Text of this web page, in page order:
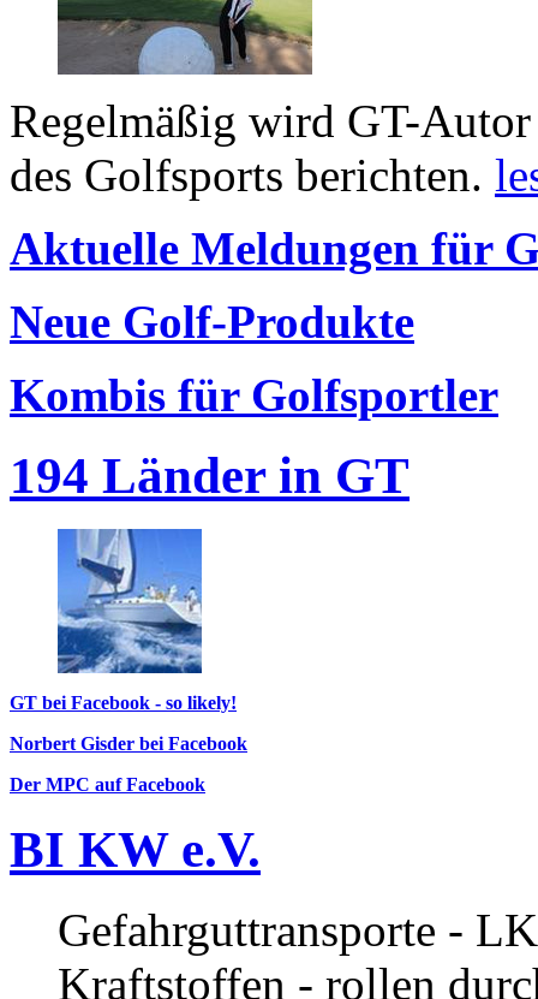
Regelmäßig wird GT-
des Golfsports berichten.
Aktuelle Meldungen für
Neue Golf-Produkte
Kombis für Golfsportler
194 Länder in GT
GT bei Facebook - so likely!
Norbert Gisder bei Facebook
Der MPC auf Facebook
BI KW e.V.
Gefahrguttransporte -
Kraftstoffen - rollen